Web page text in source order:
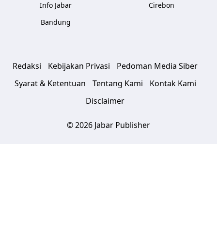
Info Jabar
Bandung
Cirebon
Redaksi Kebijakan Privasi
Pedoman Media Siber
Syarat & Ketentuan
Tentang Kami
Kontak Kami
Disclaimer
© 2026 Jabar Publisher